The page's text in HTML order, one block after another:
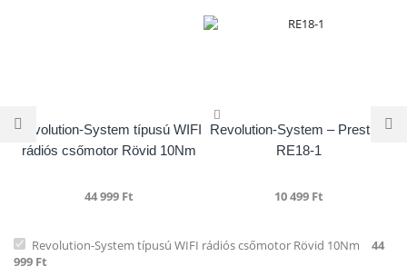
Revolution-System típusú WIFI
rádiós csőmotor Rövid 10Nm
44 999 Ft
Revolution-System – Prestige
RE18-1
10 499 Ft
Revolution-System típusú WIFI rádiós csőmotor Rövid 10Nm
44
999 Ft